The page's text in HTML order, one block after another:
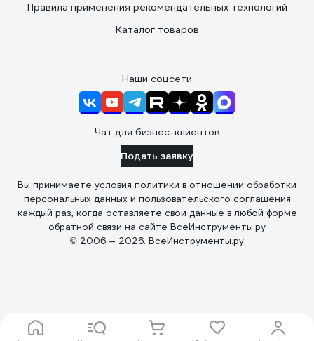
Правила применения рекомендательных технологий
Каталог товаров
Наши соцсети
Чат для бизнес-клиентов
Подать заявку
Вы принимаете условия политики в отношении обработки
персональных данных и пользовательского соглашения
каждый раз, когда оставляете свои данные в любой форме
обратной связи на сайте ВсеИнструменты.ру
© 2006 — 2026. ВсеИнструменты.ру